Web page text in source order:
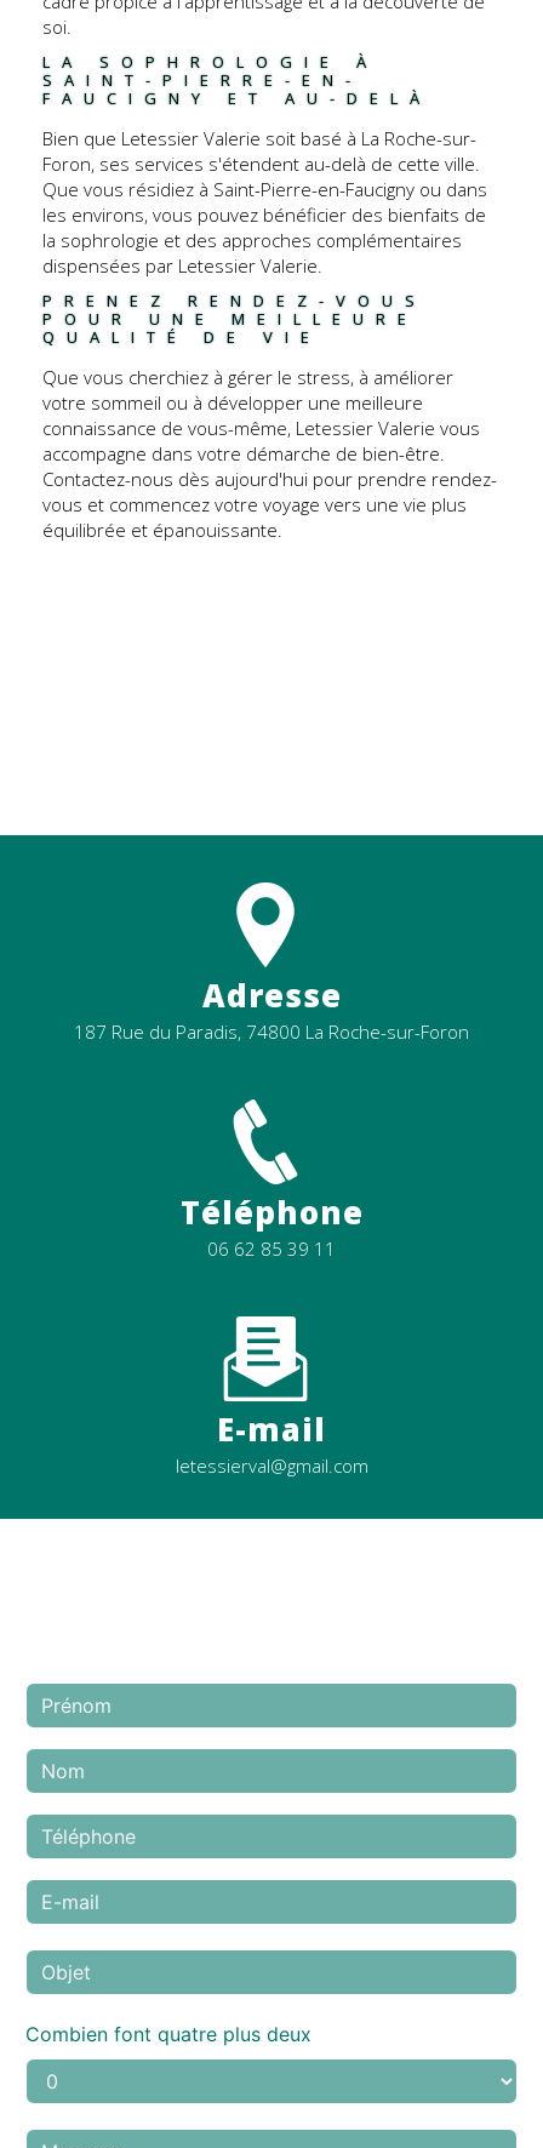
soi.
LA SOPHROLOGIE À
SAINT-PIERRE-EN-
FAUCIGNY ET AU-DELÀ
Bien que Letessier Valerie soit basé à La Roche-sur-
Foron, ses services s'étendent au-delà de cette ville.
Que vous résidiez à Saint-Pierre-en-Faucigny ou dans
les environs, vous pouvez bénéficier des bienfaits de
la sophrologie et des approches complémentaires
dispensées par Letessier Valerie.
PRENEZ RENDEZ-VOUS
POUR UNE MEILLEURE
QUALITÉ DE VIE
Que vous cherchiez à gérer le stress, à améliorer
votre sommeil ou à développer une meilleure
connaissance de vous-même, Letessier Valerie vous
accompagne dans votre démarche de bien-être.
Contactez-nous dès aujourd'hui pour prendre rendez-
vous et commencez votre voyage vers une vie plus
équilibrée et épanouissante.
Adresse
187 Rue du Paradis, 74800 La Roche-sur-Foron
Téléphone
06 62 85 39 11
E-mail
letessierval@gmail.com
Combien font quatre plus deux